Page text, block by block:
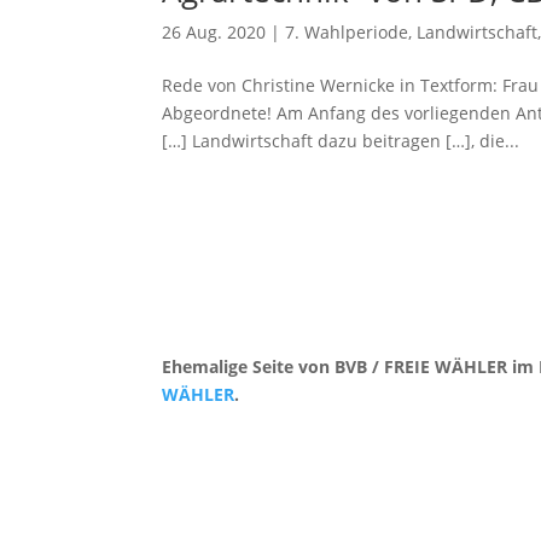
26 Aug. 2020 |7. Wahlperiode, Landwirtschaft
Rede von Christine Wernicke in Textform:
Abgeordnete! Am Anfang des vorliegenden
[…] Landwirtschaft dazu beitragen […], die...
Ehemalige Seite von BVB / FREIE WÄHLER
WÄHLER.